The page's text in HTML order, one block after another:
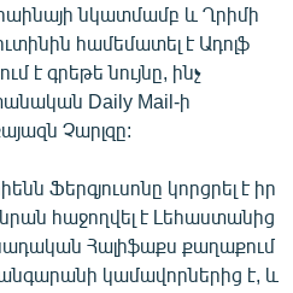
նկատմամբ և Ղրիմի
համեմատել է Ադոլֆ
է գրեթե նույնը, ինչ
Daily Mail-ի
Չարլզը:
Ֆերգյուսոնը կորցրել է իր
հաջողվել է Լեհաստանից
Հալիֆաքս քաղաքում
կամավորներից է, և